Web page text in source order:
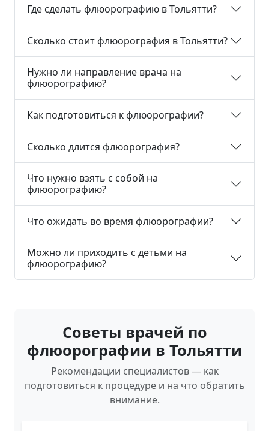
Где сделать флюорографию в Тольятти?
Сколько стоит флюорография в Тольятти?
Нужно ли направление врача на
флюорографию?
Как подготовиться к флюорографии?
Сколько длится флюорография?
Что нужно взять с собой на
флюорографию?
Что ожидать во время флюорографии?
Можно ли приходить с детьми на
флюорографию?
Советы врачей по
флюорографии в Тольятти
Рекомендации специалистов — как
подготовиться к процедуре и на что обратить
внимание.